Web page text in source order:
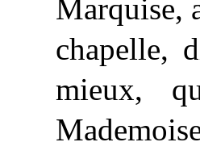
Marquise,
chapelle,
mieux,